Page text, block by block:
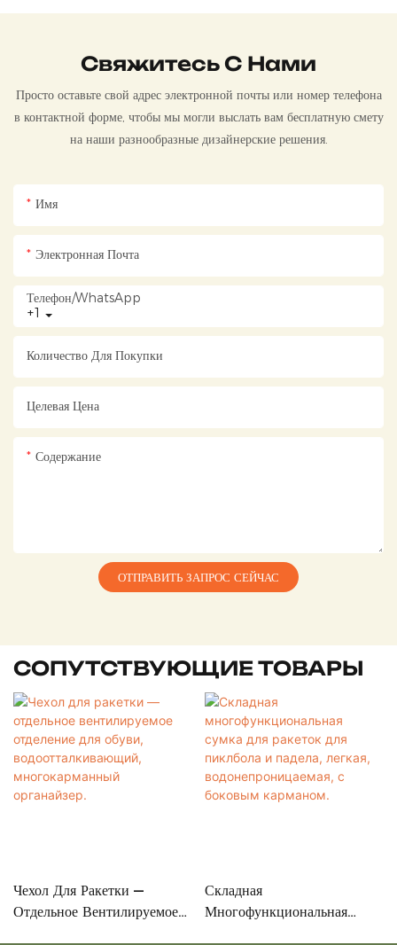
Свяжитесь С Нами
Просто оставьте свой адрес электронной почты или номер телефона
в контактной форме, чтобы мы могли выслать вам бесплатную смету
на наши разнообразные дизайнерские решения.
Имя
Электронная Почта
+1
Телефон/WhatsApp
Количество Для Покупки
Целевая Цена
Содержание
ОТПРАВИТЬ ЗАПРОС СЕЙЧАС
СОПУТСТВУЮЩИЕ ТОВАРЫ
Чехол Для Ракетки —
Отдельное Вентилируемое
Складная
Многофункциональная